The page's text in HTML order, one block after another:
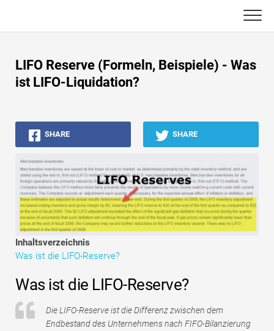
content
Buchhaltungs-Tutorials
Excel, VBA & Power BI
Investment Banking Tutorials
Top Bücher
Finanzkarriere-Leitfäden
Ressourcen für die Finanzzertifizierung
Tutorials zur Finanzmodellierung
Vollständige Form
LIFO Reserve (Formeln, Beispiele) - Was
ist LIFO-Liquidation?
SHARE SHARE
Inhaltsverzeichnis
Was ist die LIFO-Reserve?
Was ist die LIFO-Reserve?
Die LIFO-Reserve ist die Differenz zwischen dem
Endbestand des Unternehmens nach FIFO-Bilanzierung